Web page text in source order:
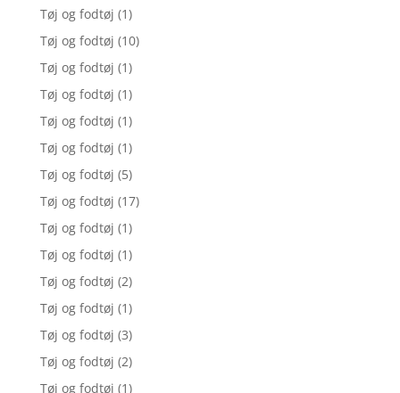
Tøj og fodtøj (1)
Tøj og fodtøj (10)
Tøj og fodtøj (1)
Tøj og fodtøj (1)
Tøj og fodtøj (1)
Tøj og fodtøj (1)
Tøj og fodtøj (5)
Tøj og fodtøj (17)
Tøj og fodtøj (1)
Tøj og fodtøj (1)
Tøj og fodtøj (2)
Tøj og fodtøj (1)
Tøj og fodtøj (3)
Tøj og fodtøj (2)
Tøj og fodtøj (1)